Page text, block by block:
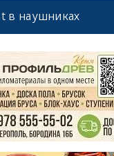
в наушниках